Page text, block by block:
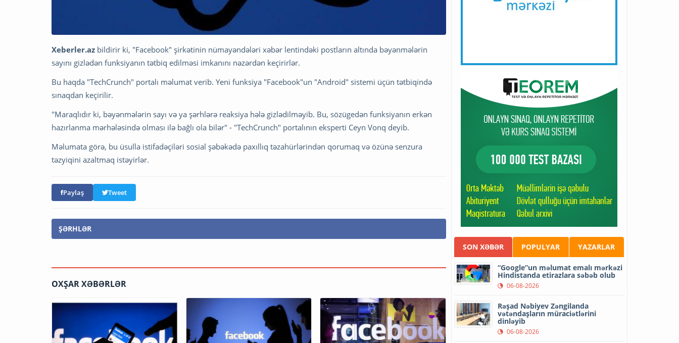
Xeberler.az bildirir ki, "Facebook" şirkətinin nümayəndələri xəbər lentindəki postların altında bəyənmələrin
sayını gizlədən funksiyanın tətbiq edilməsi imkanını nəzərdən keçirirlər.
Bu haqda "TechCrunch" portalı məlumat verib. Yeni funksiya "Facebook"un "Android" sistemi üçün tətbiqində
sınaqdan keçirilir.
"Maraqlıdır ki, bəyənmələrin sayı və ya şərhlərə reaksiya hələ gizlədilməyib. Bu, sözügedən funksiyanın erkən
hazırlanma mərhələsində olması ilə bağlı ola bilər" - "TechCrunch" portalının eksperti Ceyn Vonq deyib.
Məlumata görə, bu üsulla istifadəçiləri sosial şəbəkədə paxıllıq təzahürlərindən qorumaq və özünə senzura
təzyiqini azaltmaq istəyirlər.
Paylaş Tweet
ŞƏRHLƏR
OXŞAR XƏBƏRLƏR
SON XƏBƏR POPULYAR YAZARLAR
“Google”un məlumat emalı mərkəzi
Hindistanda etirazlara səbəb olub
06-08-2026
Rəşad Nəbiyev Zəngilanda
vətəndaşların müraciətlərini
dinləyib
06-08-2026